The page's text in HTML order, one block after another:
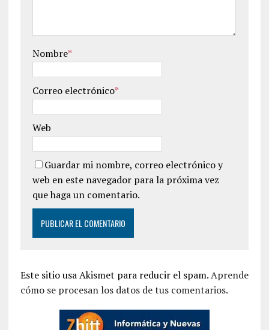
Nombre*
Correo electrónico*
Web
Guardar mi nombre, correo electrónico y
web en este navegador para la próxima vez
que haga un comentario.
Este sitio usa Akismet para reducir el spam.Aprende
cómo se procesan los datos de tus comentarios.